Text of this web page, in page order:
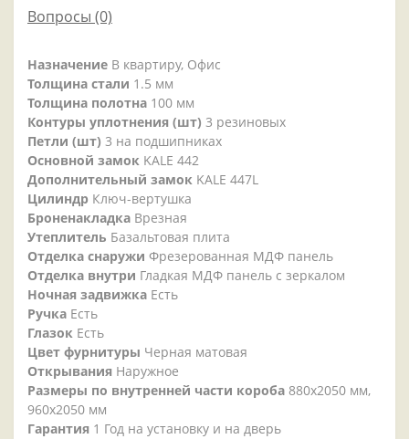
Вопросы (0)
Назначение В квартиру, Офис
Толщина стали 1.5 мм
Толщина полотна 100 мм
Контуры уплотнения (шт) 3 резиновых
Петли (шт) 3 на подшипниках
Основной замок KALE 442
Дополнительный замок KALE 447L
Цилиндр Ключ-вертушка
Броненакладка Врезная
Утеплитель Базальтовая плита
Отделка снаружи Фрезерованная МДФ панель
Отделка внутри Гладкая МДФ панель с зеркалом
Ночная задвижка Есть
Ручка Есть
Глазок Есть
Цвет фурнитуры Черная матовая
Открывания Наружное
Размеры по внутренней части короба 880х2050 мм,
960х2050 мм
Гарантия 1 Год на установку и на дверь